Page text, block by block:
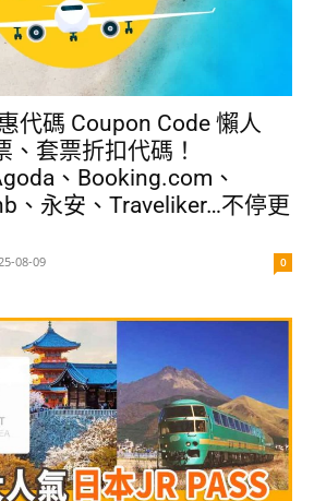
代碼 Coupon Code 懶人
、套票折扣代碼！
、Booking.com、
、永安、Traveliker…不停更
08-09 0